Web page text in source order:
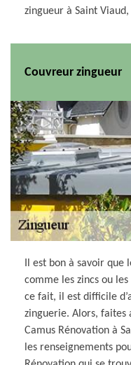
zingueur à Saint
Couvreur zingueur
Il est bon à savoir que
comme les zincs ou
ce fait, il est difficile
zinguerie. Alors, faites
Camus Rénovation à
les renseignements